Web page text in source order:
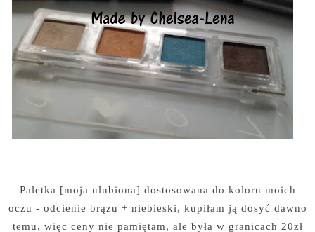
Paletka [moja ulubiona] dostosowana do koloru moich
oczu - odcienie brązu + niebieski, kupiłam ją dosyć dawno
temu, więc ceny nie pamiętam, ale była w granicach 20zł